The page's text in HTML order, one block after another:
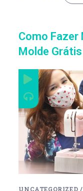
Como Fazer
Molde
UNCATEGORIZED /